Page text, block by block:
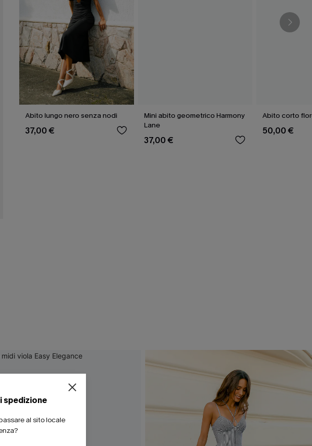
Abito lungo nero senza nodi
37,00 €
Mini abito geometrico Harmony
Lane
37,00 €
Abito corto
50,00 €
spedizione
al sito locale
SCONTO SENZA MINIMO D'ORDINE
DI SCONTO SU 2 O PIÙ ARTICOLI